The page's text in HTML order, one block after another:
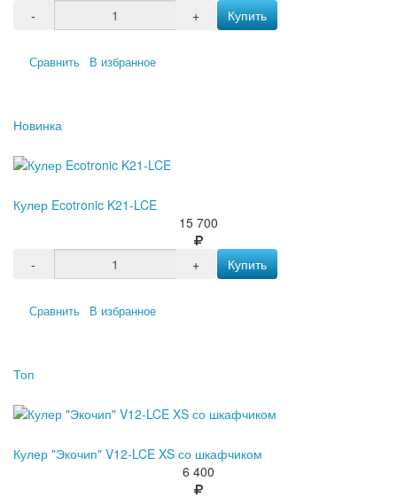
- + Купить
Сравнить В избранное
Новинка
Кулер Ecotronic K21-LCE
15 700
- + Купить
Сравнить В избранное
Топ
Кулер "Экочип" V12-LCE XS со шкафчиком
6 400